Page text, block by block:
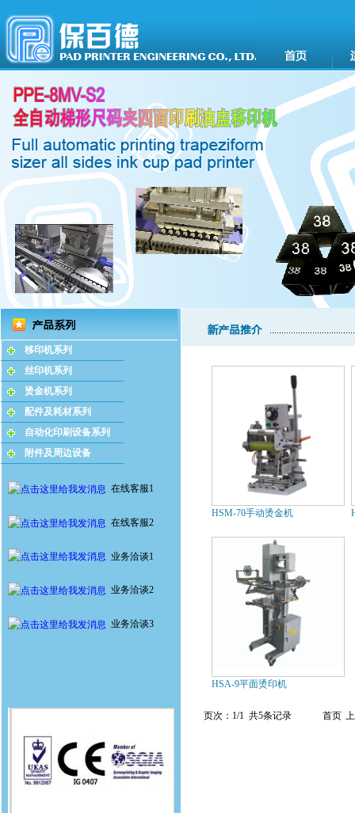
移印机系列
丝印机系列
烫金机系列
配件及耗材系列
自动化印刷设备系列
附件及周边设备
在线客服1
在线客服2
业务洽谈1
业务洽谈2
业务洽谈3
HSM-70手动烫金机
HSA-9平面烫印机
页次：1/1 共5条记录 首页